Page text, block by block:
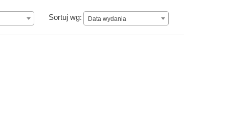
Sortuj wg: Data wydania
Data wydania